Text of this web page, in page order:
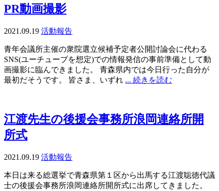
PR動画撮影
2021.09.19 活動報告
青年会議所主催の衆院選立候補予定者公開討論会に代わる
SNS(ユーチューブを想定)での情報発信の事前準備として動
画撮影に臨んできました。 青森県内では今日行った自分が
最初だそうです。 皆さま、いずれ ... 続きを読む
江渡先生の後援会事務所浪岡連絡所開
所式
2021.09.19 活動報告
本日は来る総選挙で青森県第１区から出馬する江渡聡徳代議
士の後援会事務所浪岡連絡所開所式に出席してきました。